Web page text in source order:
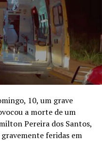
10, um grave
a morte de um
Pereira dos Santos,
feridas em